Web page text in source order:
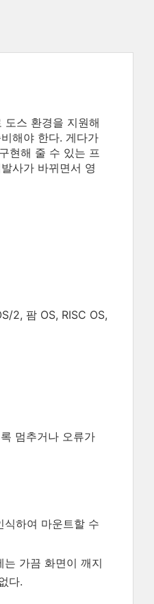
스 환경을 지원해
해야 한다. 게다가
현해 줄 수 있는 프
사가 바뀌면서 영
2, 팜 OS, RISC OS,
멈추거나 오류가
하여 마운트할 수
가끔 화면이 깨지
다.